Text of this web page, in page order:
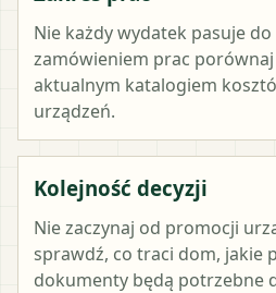
Nie każdy wydatek pasuje
zamówieniem prac
aktualnym katalogiem
urządzeń.
Kolejność decyzji
Nie zaczynaj od promocji
sprawdź, co traci dom, jakie
dokumenty będą potrzebne